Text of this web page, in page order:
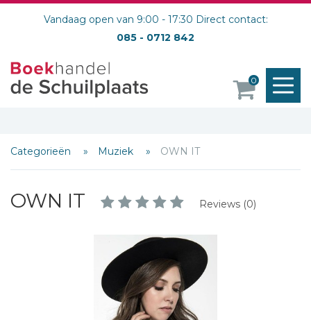
Vandaag open van 9:00 - 17:30 Direct contact:
085 - 0712 842
0
Categorieën Muziek OWN IT
OWN IT Reviews (0)